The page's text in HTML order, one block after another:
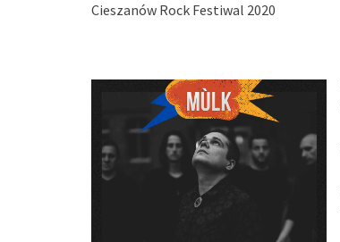
Cieszanów Rock Festiwal 2020